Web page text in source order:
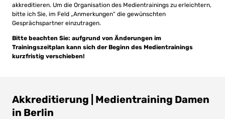
akkreditieren. Um die Organisation des Medientrainings zu erleichtern,
bitte ich Sie, im Feld „Anmerkungen“ die gewünschten
Gesprächspartner einzutragen.
Bitte beachten Sie: aufgrund von Änderungen im
Trainingszeitplan kann sich der Beginn des Medientrainings
kurzfristig verschieben!
Akkreditierung | Medientraining Damen
in Berlin